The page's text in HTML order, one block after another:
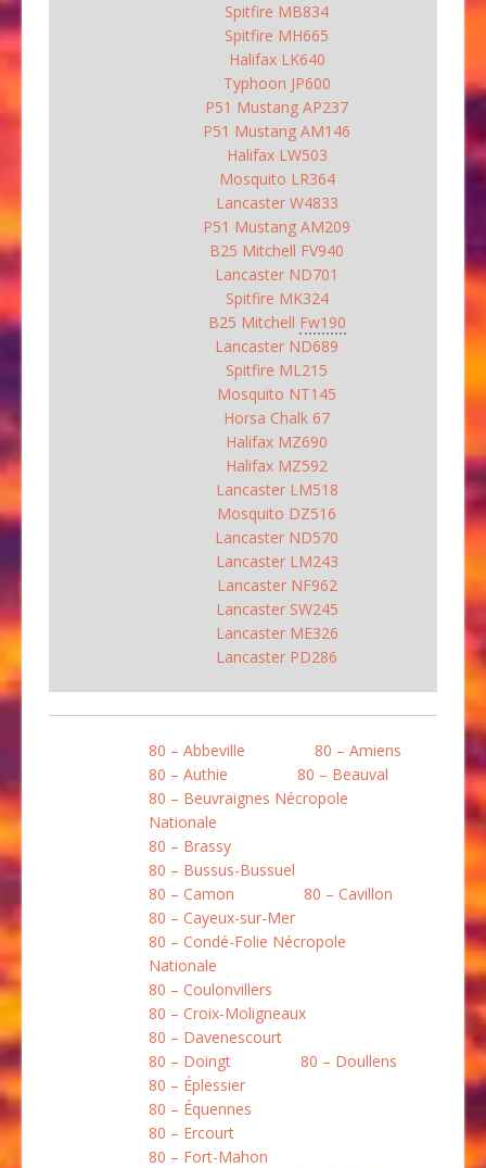
Spitfire MB834
Spitfire MH665
Halifax LK640
Typhoon JP600
P51 Mustang AP237
P51 Mustang AM146
Halifax LW503
Mosquito LR364
Lancaster W4833
P51 Mustang AM209
B25 Mitchell FV940
Lancaster ND701
Spitfire MK324
B25 Mitchell Fw190
Lancaster ND689
Spitfire ML215
Mosquito NT145
Horsa Chalk 67
Halifax MZ690
Halifax MZ592
Lancaster LM518
Mosquito DZ516
Lancaster ND570
Lancaster LM243
Lancaster NF962
Lancaster SW245
Lancaster ME326
Lancaster PD286
80 – Abbeville
80 – Amiens
80 – Authie
80 – Beauval
80 – Beuvraignes Nécropole
Nationale
80 – Brassy
80 – Bussus-Bussuel
80 – Camon
80 – Cavillon
80 – Cayeux-sur-Mer
80 – Condé-Folie Nécropole
Nationale
80 – Coulonvillers
80 – Croix-Moligneaux
80 – Davenescourt
80 – Doingt
80 – Doullens
80 – Éplessier
80 – Équennes
80 – Ercourt
80 – Fort-Mahon